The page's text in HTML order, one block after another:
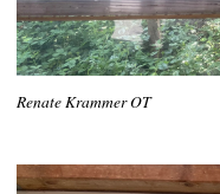
Renate Krammer OT